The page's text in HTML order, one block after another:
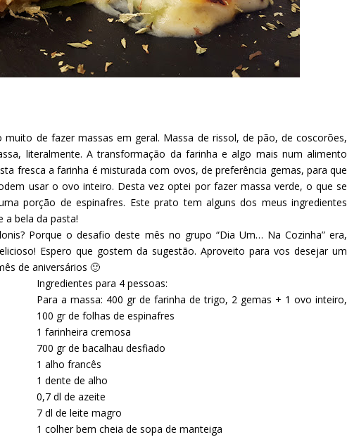
de fazer massas em geral. Massa de rissol, de pão, de coscorões,
literalmente. A transformação da farinha e algo mais num alimento
fresca a farinha é misturada com ovos, de preferência gemas, para que
usar o ovo inteiro. Desta vez optei por fazer massa verde, o que se
porção de espinafres. Este prato tem alguns dos meus ingredientes
a bela da pasta!
Porque o desafio deste mês no grupo “Dia Um… Na Cozinha”era,
Espero que gostem da sugestão. Aproveito para vos desejar um
de aniversários 🙂
Ingredientes para 4 pessoas:
Para a massa: 400 gr de farinha de trigo, 2 gemas + 1 ovo inteiro,
100 gr de folhas de espinafres
1 farinheira cremosa
700 gr de bacalhau desfiado
1 alho francês
1 dente de alho
0,7 dl de azeite
7 dl de leite magro
1 colher bem cheia de sopa de manteiga